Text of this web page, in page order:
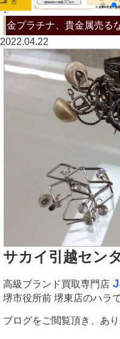
金プラチナ、貴金属売
2022.04.22
サカイ引越セン
高級ブランド買取専門店
堺市役所前 堺東店のハラで
ブログをご閲覧頂き、あ